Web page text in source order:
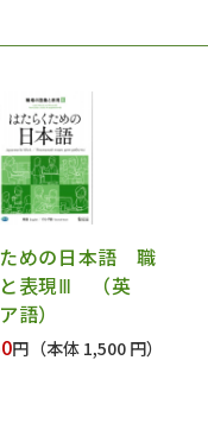
めの日本語 職
表現Ⅲ （英
語）
円 （本体 1,500 円）